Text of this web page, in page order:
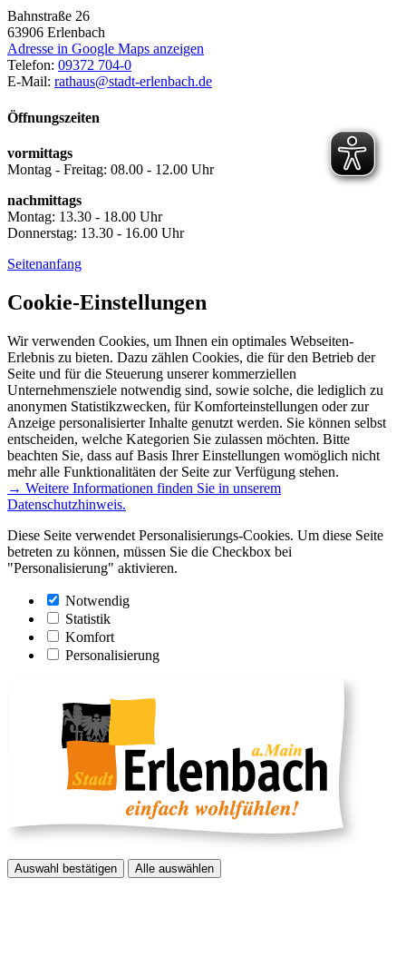
Bahnstraße 26
63906 Erlenbach
Adresse in Google Maps anzeigen
Telefon: 09372 704-0
E-Mail: rathaus@stadt-erlenbach.de
Öffnungszeiten
vormittags
Montag - Freitag: 08.00 - 12.00 Uhr
nachmittags
Montag: 13.30 - 18.00 Uhr
Donnerstag: 13.30 - 16.00 Uhr
Seitenanfang
Cookie-Einstellungen
Wir verwenden Cookies, um Ihnen ein optimales Webseiten-
Erlebnis zu bieten. Dazu zählen Cookies, die für den Betrieb der
Seite und für die Steuerung unserer kommerziellen
Unternehmensziele notwendig sind, sowie solche, die lediglich zu
anonymen Statistikzwecken, für Komforteinstellungen oder zur
Anzeige personalisierter Inhalte genutzt werden. Sie können selbst
entscheiden, welche Kategorien Sie zulassen möchten. Bitte
beachten Sie, dass auf Basis Ihrer Einstellungen womöglich nicht
mehr alle Funktionalitäten der Seite zur Verfügung stehen.
→ Weitere Informationen finden Sie in unserem
Datenschutzhinweis.
Diese Seite verwendet Personalisierungs-Cookies. Um diese Seite
betreten zu können, müssen Sie die Checkbox bei
"Personalisierung" aktivieren.
Notwendig
Statistik
Komfort
Personalisierung
Auswahl bestätigen Alle auswählen